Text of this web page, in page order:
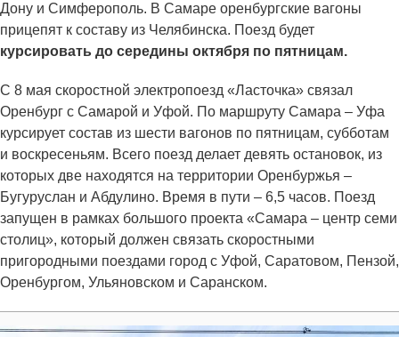
Дону и Симферополь. В Самаре оренбургские вагоны
прицепят к составу из Челябинска. Поезд будет
курсировать до середины октября по пятницам.
С 8 мая скоростной электропоезд «Ласточка» связал
Оренбург с Самарой и Уфой. По маршруту Самара – Уфа
курсирует состав из шести вагонов по пятницам, субботам
и воскресеньям. Всего поезд делает девять остановок, из
которых две находятся на территории Оренбуржья –
Бугуруслан и Абдулино. Время в пути – 6,5 часов. Поезд
запущен в рамках большого проекта «Самара – центр семи
столиц», который должен связать скоростными
пригородными поездами город с Уфой, Саратовом, Пензой,
Оренбургом, Ульяновском и Саранском.